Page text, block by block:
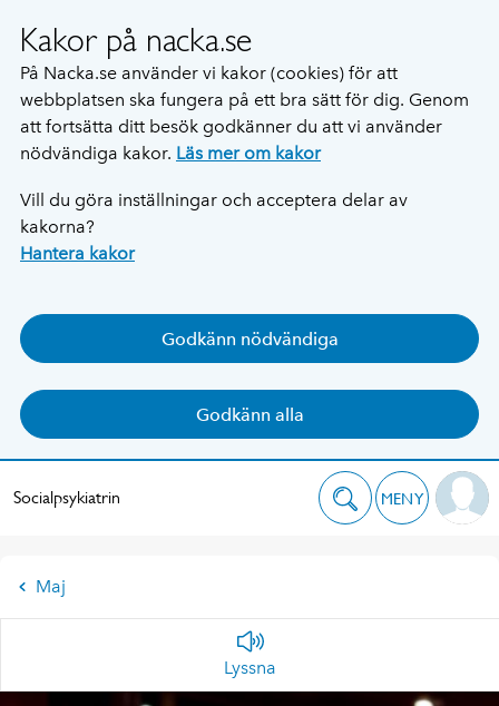
Kakor på nacka.se
På Nacka.se använder vi kakor (cookies) för att
webbplatsen ska fungera på ett bra sätt för dig. Genom
att fortsätta ditt besök godkänner du att vi använder
nödvändiga kakor. Läs mer om kakor
Vill du göra inställningar och acceptera delar av
kakorna?
Hantera kakor
Godkänn nödvändiga
Godkänn alla
Socialpsykiatrin MENY
Maj
Lyssna